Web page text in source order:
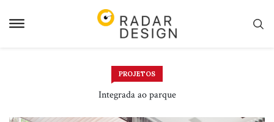
para
PROJETOS
Integrada ao parque